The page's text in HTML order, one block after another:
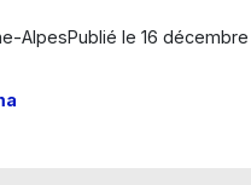
AlpesPublié le 16